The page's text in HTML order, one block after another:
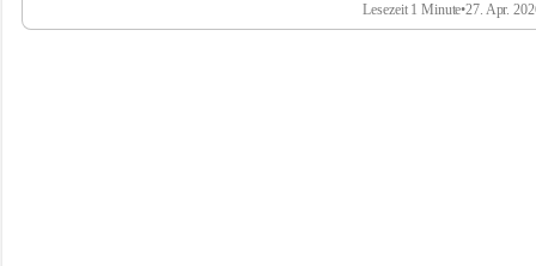
k
Lesezeit 1 Minute•27. Apr.